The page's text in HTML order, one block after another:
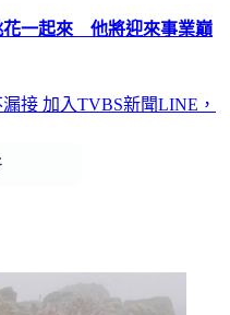
花一起來 他將迎來事業巔
漏接 加入TVBS新聞LINE，